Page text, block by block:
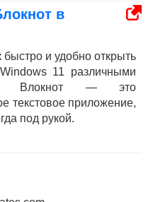
в
быстро и удобно открыть
11 различными
Bлокнот — это
текстовое приложение,
под рукой.